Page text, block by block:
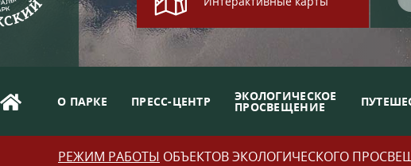
О ПАРКЕ ПРЕСС-ЦЕНТР ЭКОЛОГИЧЕСКОЕ
ПРОСВЕЩЕНИЕ
РЕЖИМ РАБОТЫ ОБЪЕКТОВ ЭКОЛОГИЧЕСКОГО